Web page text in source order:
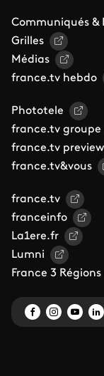
Communiqués &
Grilles
Médias
france.tv hebdo
Phototele
france.tv groupe
france.tv preview
france.tv&vous
france.tv
franceinfo
La1ere.fr
Lumni
France 3 Régions